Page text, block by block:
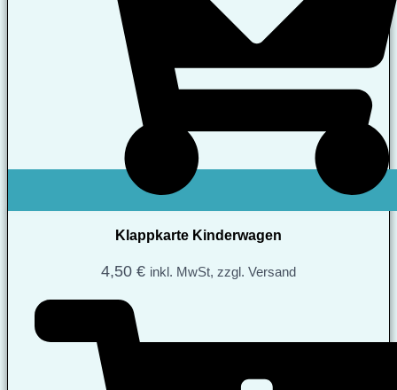
Klappkarte Kinderwagen
4,50 € inkl. MwSt, zzgl. Versand